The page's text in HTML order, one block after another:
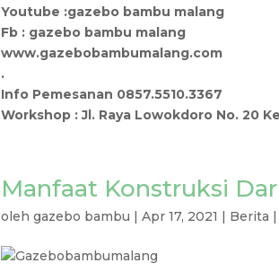
Youtube :gazebo bambu malang
Fb : gazebo bambu malang
www.gazebobambumalang.com
.
Info Pemesanan 0857.5510.3367
Workshop : Jl. Raya Lowokdoro No. 20
Manfaat Konstruksi
olehgazebo bambu |Apr 17, 2021 | Berita